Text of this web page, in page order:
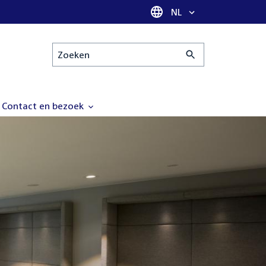
Taal selectie
NL
Zoeken
Contact en bezoek